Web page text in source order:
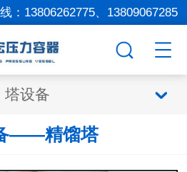
： 13806262775、13809067285
塔设备
——精馏塔